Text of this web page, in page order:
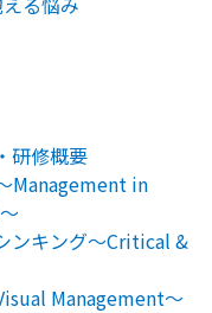
研修概要
Management in
ンキング～Critical &
Management～